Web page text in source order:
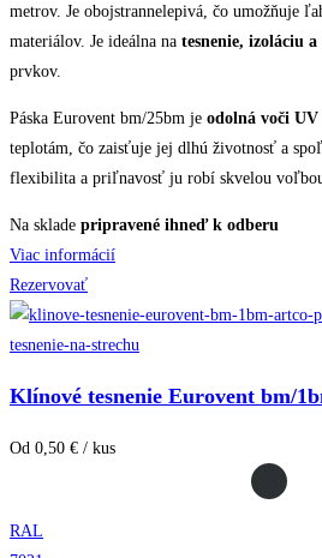
metrov. Je obojstrannelepivá, čo umožňuje
materiálov. Je ideálna na tesnenie, izoláciu
prvkov.
Páska Eurovent bm/25bm je odolná voči
teplotám, čo zaisťuje jej dlhú životnosť a
flexibilita a priľnavosť ju robí skvelou voľbou
Na sklade pripravené ihneď k odberu
Viac informácií
Rezervovať
Klínové tesnenie Eurovent bm/
Od 0,50 € / kus
RAL